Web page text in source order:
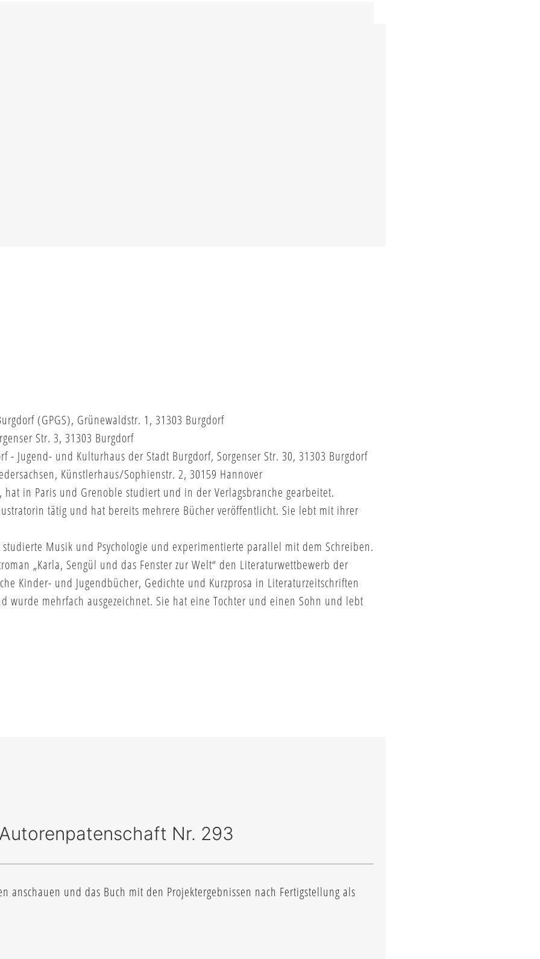
(GPGS), Grünewaldstr. 1, 31303 Burgdorf
Str. 3, 31303 Burgdorf
- Jugend- und Kulturhaus der Stadt Burgdorf, Sorgenser Str. 30, 31303 Burgdorf
Künstlerhaus/Sophienstr. 2, 30159 Hannover
hat in Paris und Grenoble studiert und in der Verlagsbranche gearbeitet.
tätig und hat bereits mehrere Bücher veröffentlicht. Sie lebt mit ihrer
Musik und Psychologie und experimentierte parallel mit dem Schreiben.
„Karla, Sengül und das Fenster zur Welt“ den Literaturwettbewerb der
Kinder- und Jugendbücher, Gedichte und Kurzprosa in Literaturzeitschriften
wurde mehrfach ausgezeichnet. Sie hat eine Tochter und einen Sohn und lebt
Nr. 293
anschauen und das Buch mit den Projektergebnissen nach Fertigstellung als